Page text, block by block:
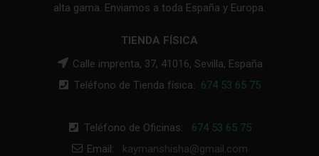
alta gama. Enviamos a toda España y Europa.
TIENDA FÍSICA
Calle imprenta, 37, 41016, Sevilla, España
Teléfono de Tienda física: 674 53 65 75
Teléfono de Oficinas: 674 53 65 75
Email: kaymanshisha@gmail.com